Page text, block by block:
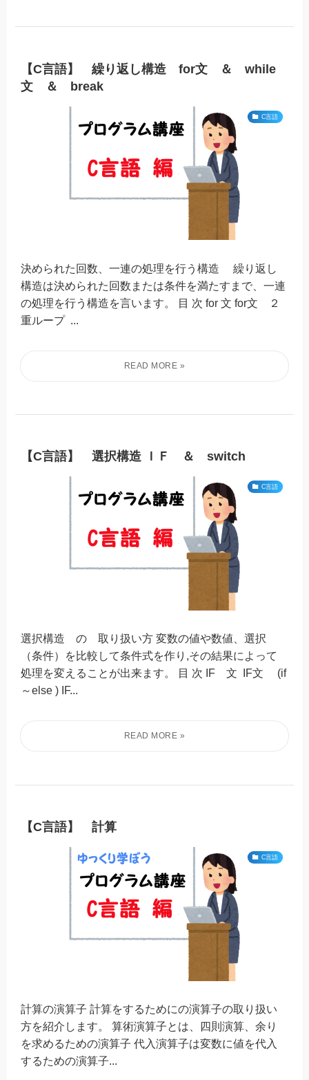
【C言語】 繰り返し構造 for文 ＆ while
文 ＆ break
C言語
決められた回数、一連の処理を行う構造 繰り返し
構造は決められた回数または条件を満たすまで、一連
の処理を行う構造を言います。 目 次 for 文​ for文 ２
重ループ ...
【C言語】 選択構造 ＩＦ ＆ switch
C言語
選択構造 の 取り扱い方 変数の値や数値、選択
（条件）を比較して条件式を作り,その結果によって
処理を変えることが出来ます。 目 次 IF 文 IF文 (if
～else ) IF...
【C言語】 計算
C言語
計算の演算子 計算をするためにの演算子の取り扱い
方を紹介します。 算術演算子とは、四則演算、余り
を求めるための演算子 代入演算子は変数に値を代入
するための演算子...